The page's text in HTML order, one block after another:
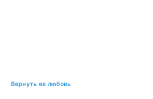
Вернуть ее любовь